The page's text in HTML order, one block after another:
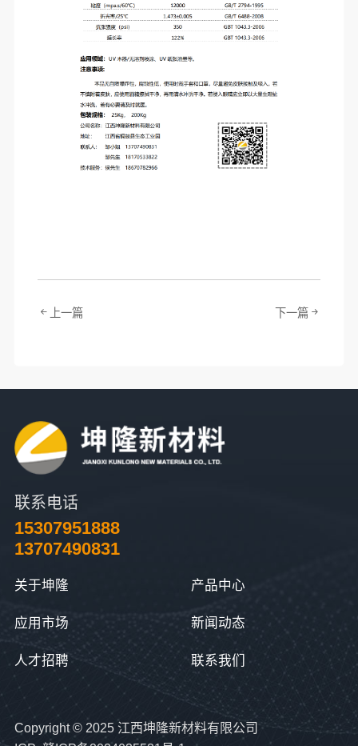
上一篇 下一篇
联系电话
15307951888
13707490831
关于坤隆 产品中心
应用市场 新闻动态
人才招聘 联系我们
Copyright © 2025 江西坤隆新材料有限公司